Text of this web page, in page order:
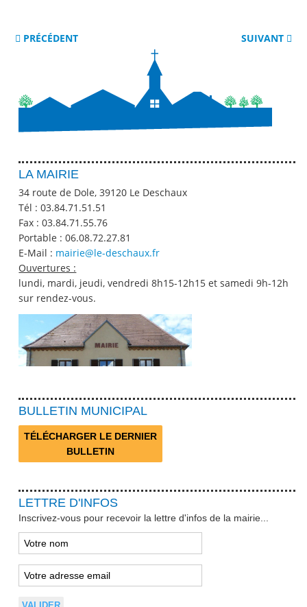
PRÉCÉDENT SUIVANT
LA MAIRIE
34 route de Dole, 39120 Le Deschaux
Tél :03.84.71.51.51
Fax :03.84.71.55.76
Portable :06.08.72.27.81
E-Mail : mairie@le-deschaux.fr
Ouvertures :
lundi, mardi, jeudi, vendredi 8h15-12h15 et samedi 9h-12h
sur rendez-vous.
BULLETIN MUNICIPAL
TÉLÉCHARGER LE DERNIER
BULLETIN
LETTRE D'INFOS
Inscrivez-vous pour recevoir la lettre d'infos de la mairie...